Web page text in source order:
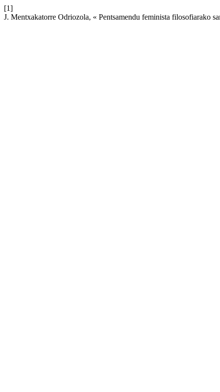
[1]
J. Mentxakatorre Odriozola, « Pentsamendu feminista filosofiarako